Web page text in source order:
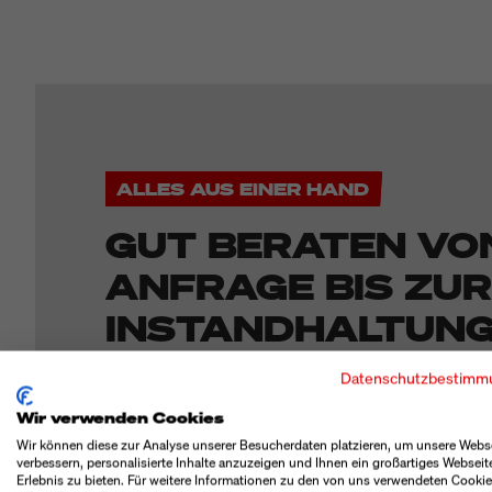
ALLES AUS EINER HAND
GUT BERATEN
ANFRAGE BIS ZUR
Unsere Experten beraten Sie individuell und
optimale Ergebnis für Ihren Anwendungsfall zu
sich auf einen erfahrenen Partner, der Ihnen vom
Wir verwenden Cookies
Wir können diese zur Analyse unserer Besucherdaten platzieren, um unsere
verbessern, personalisierte Inhalte anzuzeigen und Ihnen ein großartiges
Erlebnis zu bieten. Für weitere Informationen zu den von uns verwendeten